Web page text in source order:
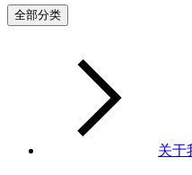
全部分类
关于